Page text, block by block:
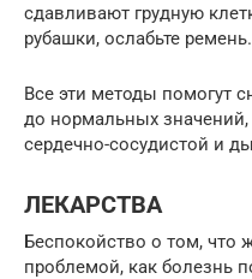
сдавливают грудную
рубашки, ослабьте ремень.
Все эти методы помогут
до нормальных значений,
сердечно-сосудистой и
ЛЕКАРСТВА
Беспокойство о том, что
проблемой, как болезнь